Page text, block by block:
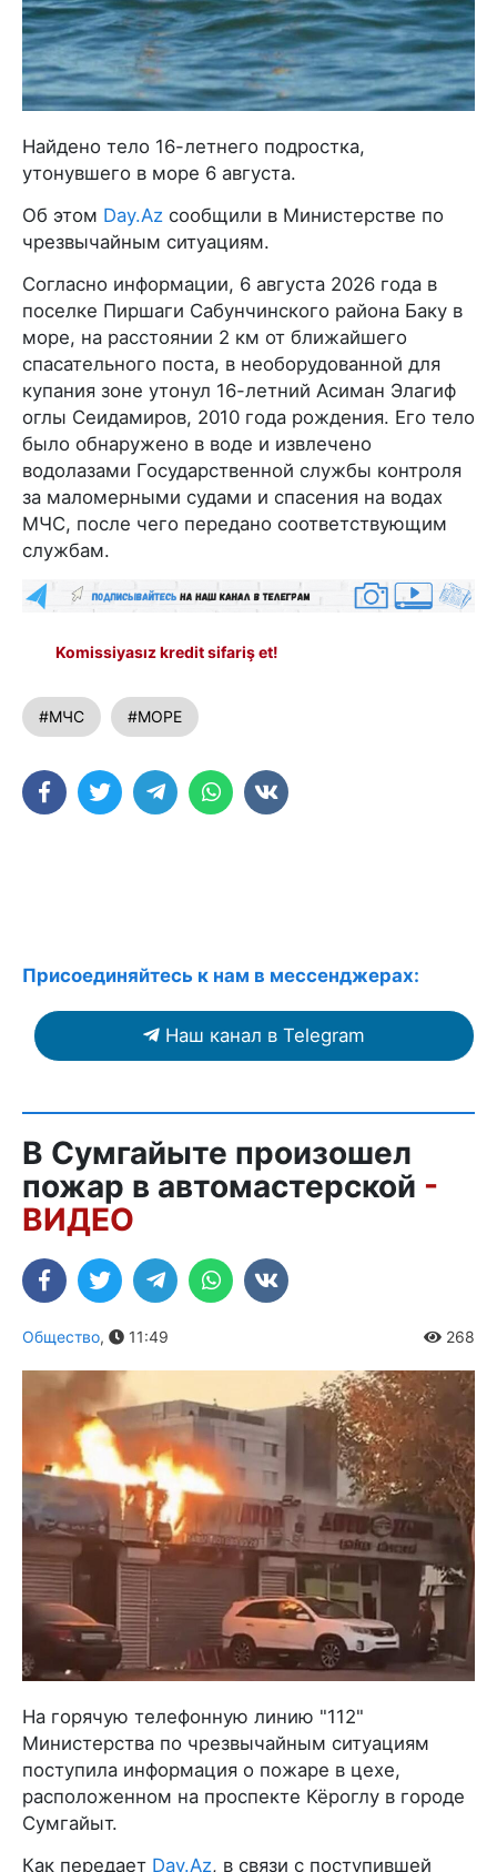
Найдено тело 16-летнего подростка,
утонувшего в море 6 августа.
Об этом Day.Az сообщили в Министерстве по
чрезвычайным ситуациям.
Согласно информации, 6 августа 2026 года в
поселке Пиршаги Сабунчинского района Баку в
море, на расстоянии 2 км от ближайшего
спасательного поста, в необорудованной для
купания зоне утонул 16-летний Асиман Элагиф
оглы Сеидамиров, 2010 года рождения. Его тело
было обнаружено в воде и извлечено
водолазами Государственной службы контроля
за маломерными судами и спасения на водах
МЧС, после чего передано соответствующим
службам.
Komissiyasız kredit sifariş et!
#МЧС #МОРЕ
Присоединяйтесь к нам в мессенджерах:
Наш канал в Telegram
В Сумгайыте произошел
пожар в автомастерской -
ВИДЕО
Общество, 11:49 268
На горячую телефонную линию "112"
Министерства по чрезвычайным ситуациям
поступила информация о пожаре в цехе,
расположенном на проспекте Кёроглу в городе
Сумгайыт.
Как передает Day.Az, в связи с поступившей